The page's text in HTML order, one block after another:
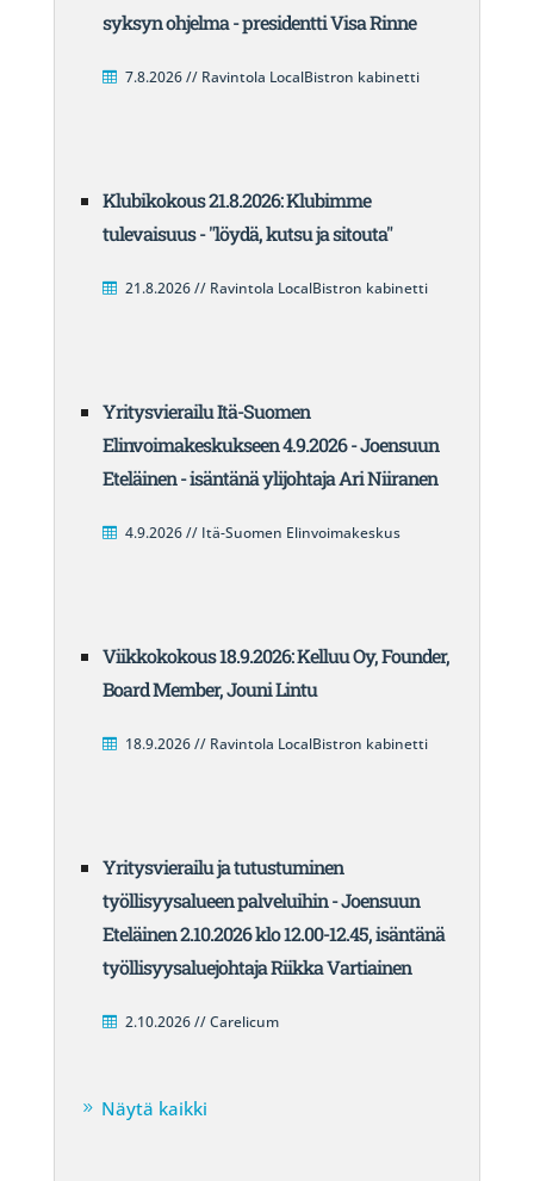
syksyn ohjelma - presidentti Visa Rinne
7.8.2026 // Ravintola LocalBistron kabinetti
Klubikokous 21.8.2026: Klubimme
tulevaisuus - "löydä, kutsu ja sitouta"
21.8.2026 // Ravintola LocalBistron kabinetti
Yritysvierailu Itä-Suomen
Elinvoimakeskukseen 4.9.2026 - Joensuun
Eteläinen - isäntänä ylijohtaja Ari Niiranen
4.9.2026 // Itä-Suomen Elinvoimakeskus
Viikkokokous 18.9.2026: Kelluu Oy, Founder,
Board Member, Jouni Lintu
18.9.2026 // Ravintola LocalBistron kabinetti
Yritysvierailu ja tutustuminen
työllisyysalueen palveluihin - Joensuun
Eteläinen 2.10.2026 klo 12.00-12.45, isäntänä
työllisyysaluejohtaja Riikka Vartiainen
2.10.2026 // Carelicum
Näytä kaikki